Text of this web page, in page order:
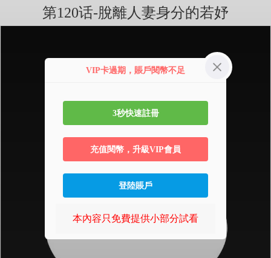
第120话-脫離人妻身分的若妤
VIP卡過期，賬戶閱幣不足
3秒快速註冊
充值閱幣，升級VIP會員
登陸賬戶
本內容只免費提供小部分試看